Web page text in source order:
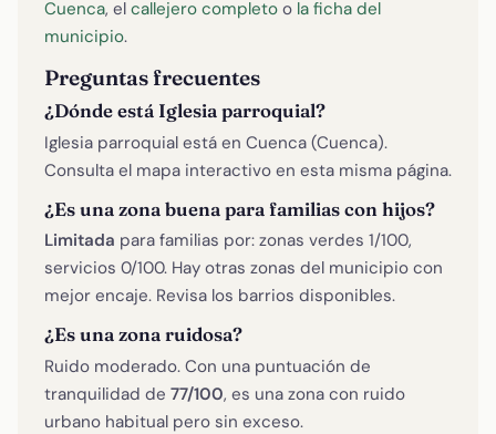
Cuenca, el callejero completo o la ficha del
municipio.
Preguntas frecuentes
¿Dónde está Iglesia parroquial?
Iglesia parroquial está en Cuenca (Cuenca).
Consulta el mapa interactivo en esta misma página.
¿Es una zona buena para familias con hijos?
Limitada para familias por: zonas verdes 1/100,
servicios 0/100. Hay otras zonas del municipio con
mejor encaje. Revisa los barrios disponibles.
¿Es una zona ruidosa?
Ruido moderado. Con una puntuación de
tranquilidad de 77/100, es una zona con ruido
urbano habitual pero sin exceso.